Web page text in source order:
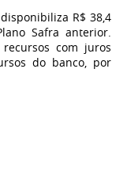
R$ 38,4
Safra anterior.
com juros
do banco, por